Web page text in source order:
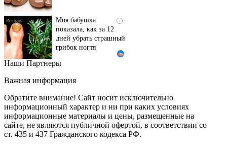
показала, как за 12
дней убрать страшный
грибок ногтя
Этот танец невесты
Пересмотрела 10 раз
i
Ролик длится пару
секунд, но вы будете в
шоке от увиденного
Наши Партнеры
Важная информация
Обратите внимание! Сайт носит исключительно
информационный характер и ни при каких условиях
информационные материалы и цены, размещенные на
сайте, не являются публичной офертой, в соответствии со
ст. 435 и 437 Гражданского кодекса РФ.